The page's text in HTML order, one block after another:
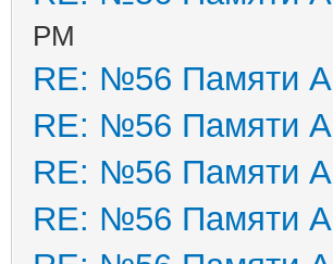
PM
RE: №56 Памяти
RE: №56 Памяти
RE: №56 Памяти
RE: №56 Памяти